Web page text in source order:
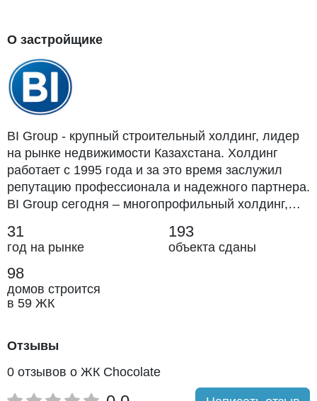
О застройщике
BI Group - крупный строительный холдинг, лидер
на рынке недвижимости Казахстана. Холдинг
работает с 1995 года и за это время заслужил
репутацию профессионала и надежного партнера.
BI Group сегодня – многопрофильный холдинг,
дирекции в различных сферах строительства,
девелопмента и инжиниринга.
31
год на рынке
193
объекта сданы
98
домов строится
в 59 ЖК
Отзывы
0 отзывов о ЖК Chocolate